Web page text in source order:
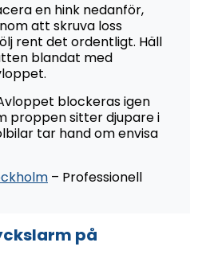
en hink nedanför,
att skruva loss
rent det ordentligt. Häll
blandat med
blockeras igen
proppen sitter djupare i
tar hand om envisa
– Professionell
på